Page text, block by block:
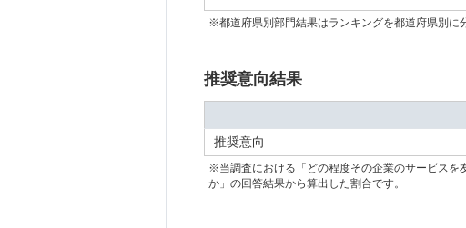
※都道府県別部門結果はランキングを都道府県別に
推奨意向結果
推奨意向
※当調査における「どの程度その企業のサービスを
か」の回答結果から算出した割合です。